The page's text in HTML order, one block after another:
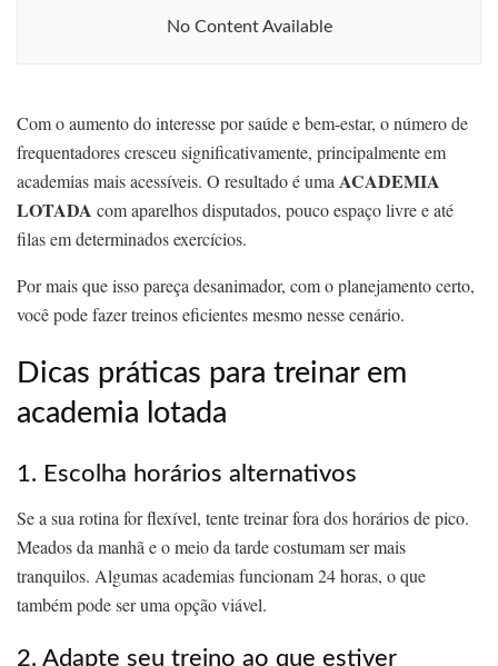
No Content Available
Com o aumento do interesse por saúde e bem-estar, o número de
frequentadores cresceu significativamente, principalmente em
academias mais acessíveis. O resultado é uma ACADEMIA
LOTADA com aparelhos disputados, pouco espaço livre e até
filas em determinados exercícios.
Por mais que isso pareça desanimador, com o planejamento certo,
você pode fazer treinos eficientes mesmo nesse cenário.
Dicas práticas para treinar em
academia lotada
1. Escolha horários alternativos
Se a sua rotina for flexível, tente treinar fora dos horários de pico.
Meados da manhã e o meio da tarde costumam ser mais
tranquilos. Algumas academias funcionam 24 horas, o que
também pode ser uma opção viável.
2. Adapte seu treino ao que estiver